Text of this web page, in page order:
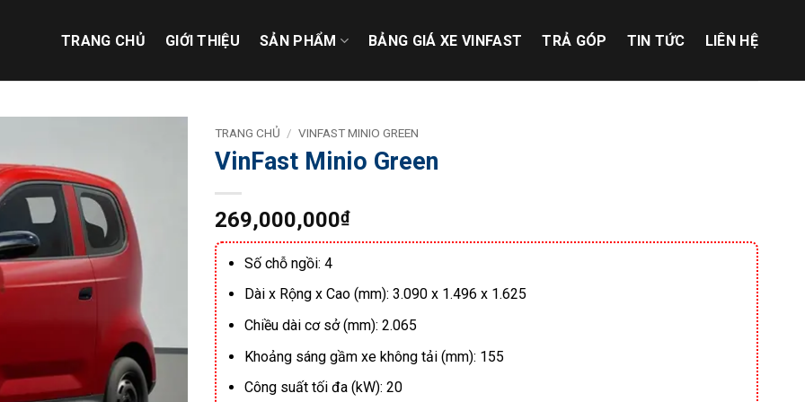
TRANG CHỦ GIỚI THIỆU SẢN PHẨM BẢNG GIÁ XE VINFAST TRẢ GÓP TIN TỨC LIÊN HỆ
TRANG CHỦ / VINFAST MINIO GREEN
VinFast Minio Green
269,000,000₫
Số chỗ ngồi: 4
Dài x Rộng x Cao (mm): 3.090 x 1.496 x 1.625
Chiều dài cơ sở (mm): 2.065
Khoảng sáng gầm xe không tải (mm): 155
Công suất tối đa (kW): 20